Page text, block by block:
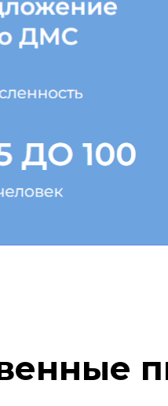
для